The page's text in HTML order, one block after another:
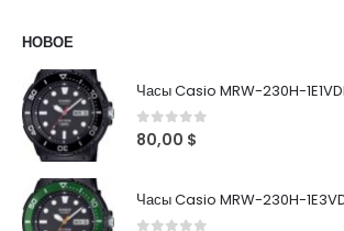
НОВОЕ
Часы Casio MRW-230H-
0out of 5
80,00 $
Часы Casio MRW-230H-